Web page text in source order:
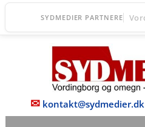
SYDMEDIER PARTNERE
✉ kontakt@sydmedier.dk